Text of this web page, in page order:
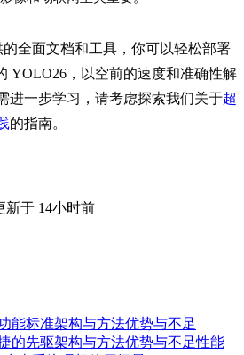
的全面文档和工具，你可以轻松部署
YOLO26，以空前的速度和准确性解
进一步学习，请考虑探索我们关于超
的指南。
新于 14小时前
能标准架构与方法优势与不足
的先驱架构与方法优势与不足性能